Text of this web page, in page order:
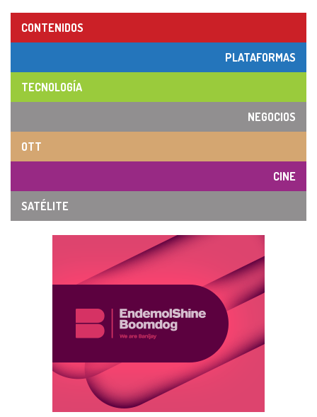
CONTENIDOS
PLATAFORMAS
TECNOLOGÍA
NEGOCIOS
OTT
CINE
SATÉLITE